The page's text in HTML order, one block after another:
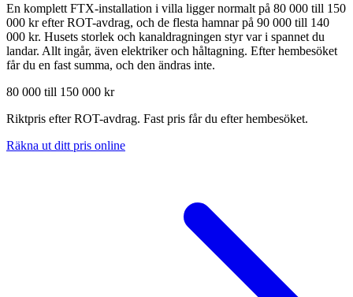
En komplett FTX-installation i villa ligger normalt på 80 000 till 150
000 kr efter ROT-avdrag, och de flesta hamnar på 90 000 till 140
000 kr. Husets storlek och kanaldragningen styr var i spannet du
landar. Allt ingår, även elektriker och håltagning. Efter hembesöket
får du en fast summa, och den ändras inte.
80 000 till 150 000 kr
Riktpris efter ROT-avdrag. Fast pris får du efter hembesöket.
Räkna ut ditt pris online